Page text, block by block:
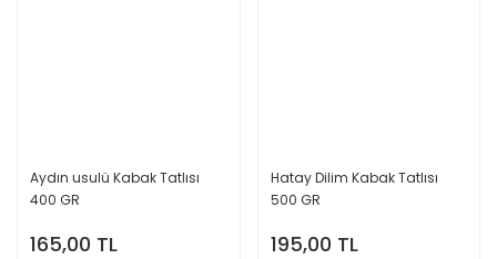
Aydın usulü Kabak Tatlısı
400 GR
165,00 TL
Hatay Dilim Kabak Tatlısı
500 GR
195,00 TL